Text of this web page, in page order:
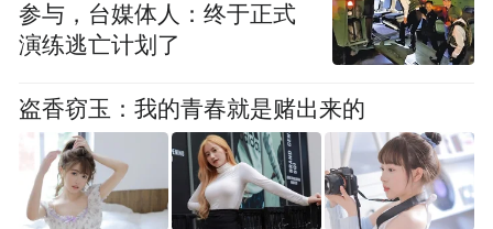
参与，台媒体人：终于正式
演练逃亡计划了
盗香窃玉：我的青春就是赌出来的